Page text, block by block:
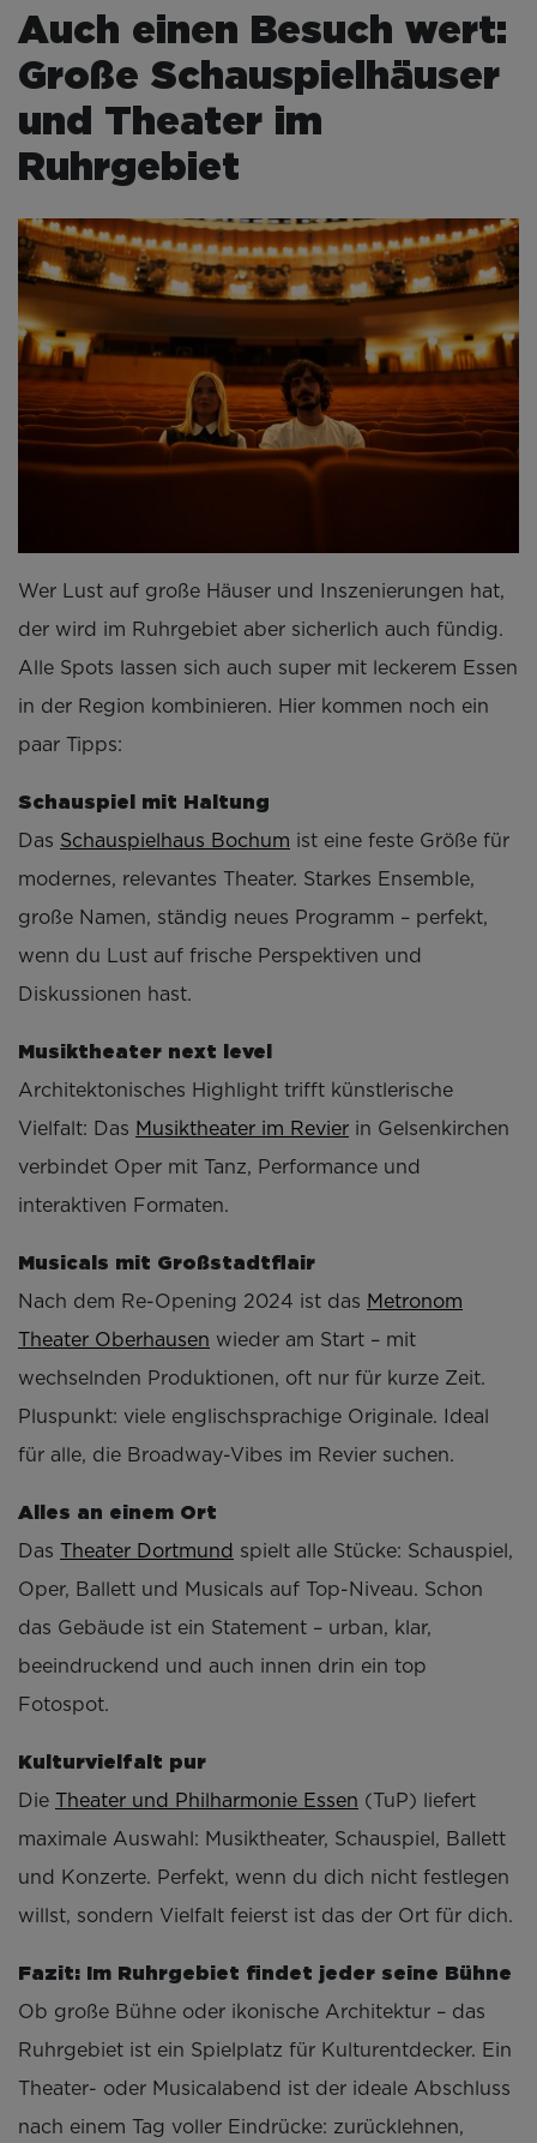
Auch einen Besuch wert:
Große Schauspielhäuser
und Theater im
Ruhrgebiet
Wer Lust auf große Häuser und Inszenierungen hat,
der wird im Ruhrgebiet aber sicherlich auch fündig.
Alle Spots lassen sich auch super mit leckerem Essen
in der Region kombinieren. Hier kommen noch ein
paar Tipps:
Schauspiel mit Haltung
Das Schauspielhaus Bochum ist eine feste Größe für
modernes, relevantes Theater. Starkes Ensemble,
große Namen, ständig neues Programm – perfekt,
wenn du Lust auf frische Perspektiven und
Diskussionen hast.
Musiktheater next level
Architektonisches Highlight trifft künstlerische
Vielfalt: Das Musiktheater im Revier in Gelsenkirchen
verbindet Oper mit Tanz, Performance und
interaktiven Formaten.
Musicals mit Großstadtflair
Nach dem Re-Opening 2024 ist das Metronom
Theater Oberhausen wieder am Start – mit
wechselnden Produktionen, oft nur für kurze Zeit.
Pluspunkt: viele englischsprachige Originale. Ideal
für alle, die Broadway-Vibes im Revier suchen.
Alles an einem Ort
Das Theater Dortmund spielt alle Stücke: Schauspiel,
Oper, Ballett und Musicals auf Top-Niveau. Schon
das Gebäude ist ein Statement – urban, klar,
beeindruckend und auch innen drin ein top
Fotospot.
Kulturvielfalt pur
Die Theater und Philharmonie Essen (TuP) liefert
maximale Auswahl: Musiktheater, Schauspiel, Ballett
und Konzerte. Perfekt, wenn du dich nicht festlegen
willst, sondern Vielfalt feierst ist das der Ort für dich.
Fazit: Im Ruhrgebiet findet jeder seine Bühne
Ob große Bühne oder ikonische Architektur – das
Ruhrgebiet ist ein Spielplatz für Kulturentdecker. Ein
Theater- oder Musicalabend ist der ideale Abschluss
nach einem Tag voller Eindrücke: zurücklehnen,